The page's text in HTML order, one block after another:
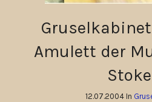
Amulett der
12.07.2004 In